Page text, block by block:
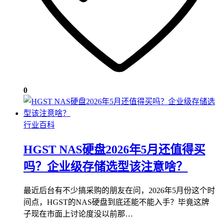
0
行业百科
HGST NAS硬盘2026年5月还值得买
吗？企业级存储选型该注意啥？
最近后台有不少搞采购的朋友在问，2026年5月份这个时
间点，HGST的NAS硬盘到底还能不能入手？毕竟这牌
子现在市面上讨论度没以前那…